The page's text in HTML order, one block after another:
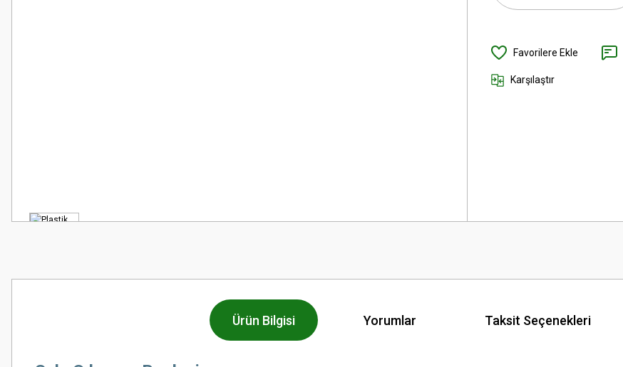
Karşılaştır
Ürün Bilgisi Yorumlar Taksit Seçenekleri